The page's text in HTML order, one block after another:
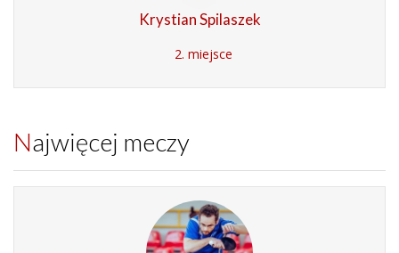
Krystian Spilaszek
2. miejsce
Najwięcej meczy